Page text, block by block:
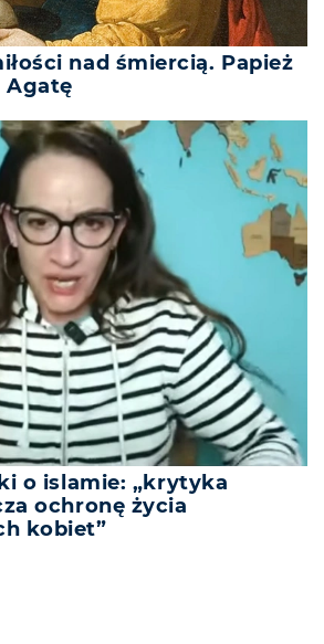
nad śmiercią. Papież
Agatę
o islamie: „krytyka
ochronę życia
kobiet”